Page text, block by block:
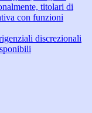
titolari di
con funzioni
discrezionali